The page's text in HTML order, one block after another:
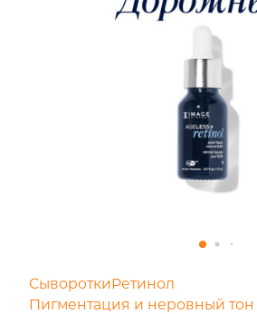
СывороткиРетинол
Пигментация и неровный тон